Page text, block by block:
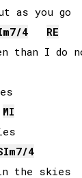
m7/4
RE
MI
m7/4
the skies